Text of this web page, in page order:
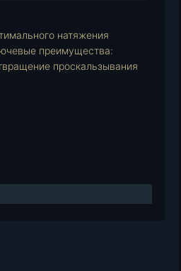
натяжения
преимущества:
проскальзывания